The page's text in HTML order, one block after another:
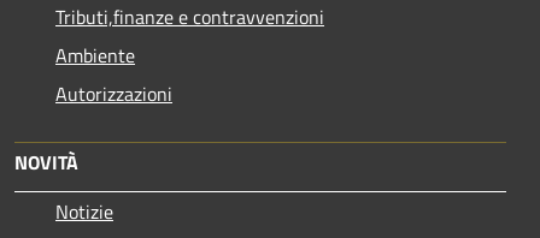
Tributi,finanze e contravvenzioni
Ambiente
Autorizzazioni
NOVITÀ
Notizie